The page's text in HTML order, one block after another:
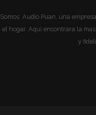
Somos Audio Puan, una
el hogar. Aquí encontrara la
y